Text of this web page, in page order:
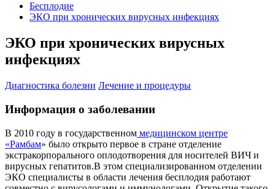
Бесплодие
ЭКО при хронических вирусных инфекциях
ЭКО при хронических вирусных
инфекциях
Диагностика болезни Лечение и процедуры
Информация о заболевании
В 2010 году в государственном медицинском центре
«Рамбам» было открыто первое в стране отделение
экстракорпорального оплодотворения для носителей ВИЧ и
вирусных гепатитов.В этом специализированном отделении
ЭКО специалисты в области лечения бесплодия работают